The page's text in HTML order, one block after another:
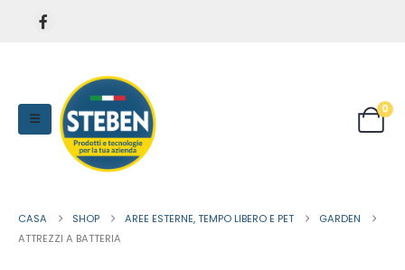
0
CASA SHOP AREE ESTERNE, TEMPO LIBERO E PET
GARDEN
ATTREZZI A BATTERIA